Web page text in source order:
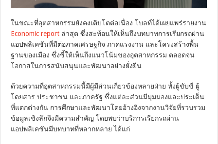
ในขณะที่อุตสาหกรรมยังคงเติบโตต่อเนื่อง โบลท์ได้เผยแพร่รายงาน
Economic report ล่าสุด ซึ่งสะท้อนให้เห็นถึงบทบาทการเรียกรถผ่าน
แอปพลิเคชันที่มีต่อภาคเศรษฐกิจ ภาคแรงงาน และโครงสร้างพื้น
ฐานของเมือง ซึ่งชี้ให้เห็นถึงแนวโน้มของอุตสาหกรรม ตลอดจน
โอกาสในการสนับสนุนและพัฒนาอย่างยั่งยืน
ด้วยความที่อุตสาหกรรมนี้มีผู้มีส่วนเกี่ยวข้องหลายฝ่าย ทั้งผู้ขับขี่ ผู้
โดยสาร ประชาชน และภาครัฐ ซึ่งแต่ละส่วนมีมุมมองและประเด็น
ที่แตกต่างกัน การศึกษาและพัฒนาโดยอ้างอิงจากงานวิจัยที่รวบรวม
ข้อมูลเชิงลึกจึงมีความสำคัญ โดยพบว่าบริการเรียกรถผ่าน
แอปพลิเคชันมีบทบาทที่หลากหลาย ได้แก่